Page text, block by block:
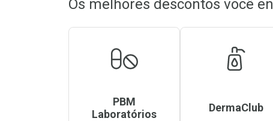
Os melhores descontos você
PBM
Laboratórios
DermaClub